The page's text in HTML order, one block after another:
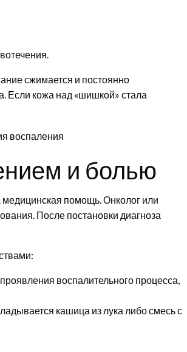
сжимается и постоянно
Если кожа над «шишкой» стала
и болью
помощь. Онколог или
После постановки диагноза
воспалительного процесса,
кашица из лука либо смесь с